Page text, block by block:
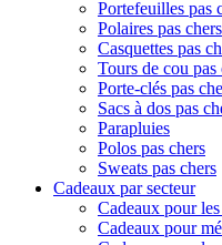
Portefeuilles pas
Polaires pas chers
Casquettes pas
Tours de cou pas
Porte-clés pas
Sacs à dos pas
Parapluies
Polos pas chers
Sweats pas chers
Cadeaux par secteur
Cadeaux pour
Cadeaux pour